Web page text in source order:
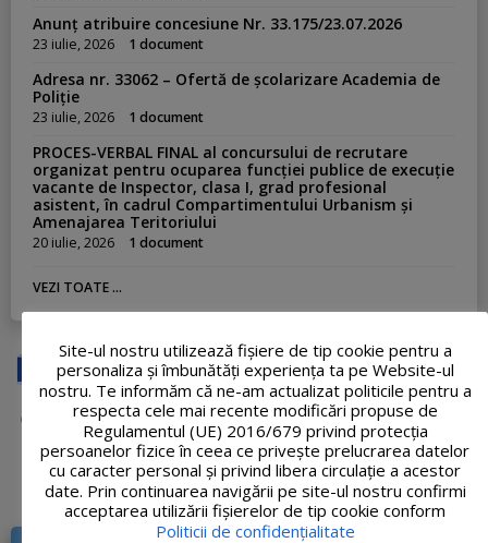
Anunț atribuire concesiune Nr. 33.175/23.07.2026
23 iulie, 2026 1 document
Adresa nr. 33062 – Ofertă de școlarizare Academia de
Poliție
23 iulie, 2026 1 document
PROCES-VERBAL FINAL al concursului de recrutare
organizat pentru ocuparea funcției publice de execuție
vacante de Inspector, clasa I, grad profesional
asistent, în cadrul Compartimentului Urbanism și
Amenajarea Teritoriului
20 iulie, 2026 1 document
VEZI TOATE ...
Site-ul nostru utilizează fişiere de tip cookie pentru a
personaliza și îmbunătăți experiența ta pe Website-ul
nostru. Te informăm că ne-am actualizat politicile pentru a
respecta cele mai recente modificări propuse de
Regulamentul (UE) 2016/679 privind protecția
persoanelor fizice în ceea ce privește prelucrarea datelor
cu caracter personal și privind libera circulație a acestor
date. Prin continuarea navigării pe site-ul nostru confirmi
acceptarea utilizării fişierelor de tip cookie conform
Politicii de confidențialitate